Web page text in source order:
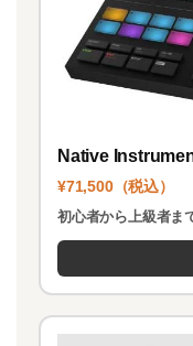
Native
¥71,500（税込）
初心者から上級者ま